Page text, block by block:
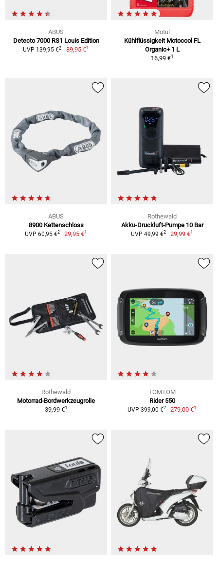
ABUS
Detecto 7000 RS1 Louis Edition
UVP 139,95 €2 89,95 €1
Motul
Kühlflüssigkeit Motocool FL
Organic+ 1 L
16,99 €1
ABUS
8900 Kettenschloss
UVP 60,95 €2 29,95 €1
Rothewald
Akku-Druckluft-Pumpe 10 Bar
UVP 49,99 €2 29,99 €1
Rothewald
Motorrad-Bordwerkzeugrolle
39,99 €1
TOMTOM
Rider 550
UVP 399,00 €2 279,00 €1